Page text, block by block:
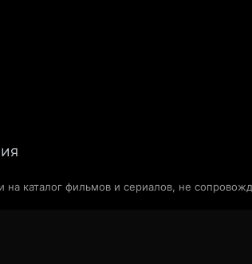
на каталог фильмов и сериалов, не